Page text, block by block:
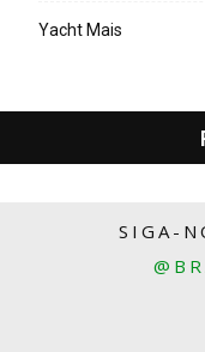
Yacht Mais
SIGA-